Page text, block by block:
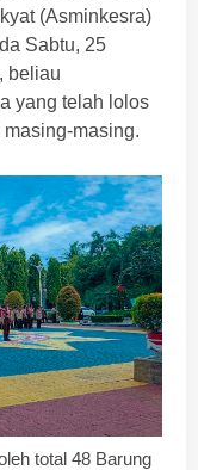
(Asminkesra)
Sabtu, 25
beliau
yang telah lolos
masing.
total 48 Barung